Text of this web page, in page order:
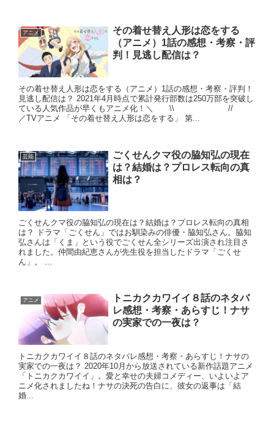
アニメ
その着せ替え人形は恋をする
（アニメ）1話の感想・考察・評
判！見逃し配信は？
その着せ替え人形は恋をする（アニメ）1話の感想・考察・評判！
見逃し配信は？ 2021年4月時点で累計発行部数は250万部を突破し
ている人気作品が早くもアニメ化！＼ \\ ⠀//
／TVアニメ 「その着せ替え人形は恋をする」 第...
芸能
ごくせんクマ役の脇知弘の現在
は？結婚は？プロレス転向の真
相は？
ごくせんクマ役の脇知弘の現在は？結婚は？プロレス転向の真相
は？ ドラマ「ごくせん」ではお馴染みの俳優・脇知弘さん。脇知
弘さんは「くま」という役でごくせん全シリーズ出演され注目さ
れました。仲間由紀恵さんが先生役を担当したドラマ「ごくせ
ん」。 ...
アニメ
トニカクカワイイ８話のネタバ
レ感想・考察・あらすじ！ナサ
の実家での一夜は？
トニカクカワイイ８話のネタバレ感想・考察・あらすじ！ナサの
実家での一夜は？ 2020年10月から放送されている新作話題アニメ
「トニカクカワイイ」。愛と幸せの夫婦コメディー、いよいよア
ニメ化されましたね！ナサの決死の告白に、彼女の返事は「結
婚...